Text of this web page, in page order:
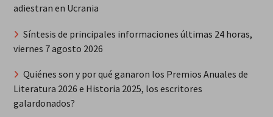
adiestran en Ucrania
Síntesis de principales informaciones últimas 24 horas,
viernes 7 agosto 2026
Quiénes son y por qué ganaron los Premios Anuales de
Literatura 2026 e Historia 2025, los escritores
galardonados?